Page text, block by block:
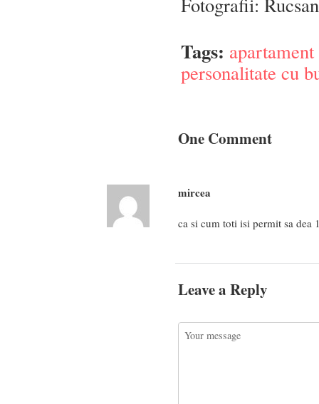
Tags:
personalitate cu
One Comment
mircea
ca si cum toti isi permit sa dea
Leave a Reply